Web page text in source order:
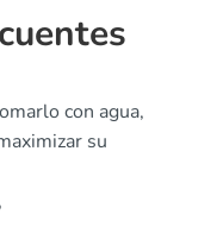
con agua,
su